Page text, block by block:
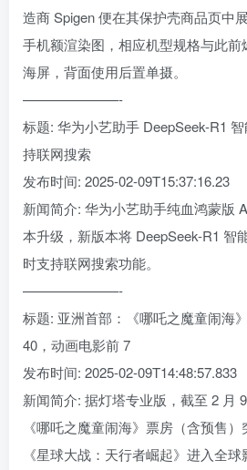
造商 Spigen 便在其保护壳商品页中
手机额渲染图，相应机型规格与此
海屏，背面使用后置单摄。
———————-
标题: 华为小艺助手 DeepSeek-R1
持联网搜索
发布时间: 2025-02-09T15:37:16.23
新闻简介: 华为小艺助手纯血鸿蒙版
本升级，新版本将 DeepSeek-R1 智
时支持联网搜索功能。
———————-
标题: 亚洲首部：《哪吒之魔童闹海
40，动画电影前 7
发布时间: 2025-02-09T14:48:57.833
新闻简介: 据灯塔专业版，截至 2 月
《哪吒之魔童闹海》票房（含预售
《星球大战：天行者崛起》进入全